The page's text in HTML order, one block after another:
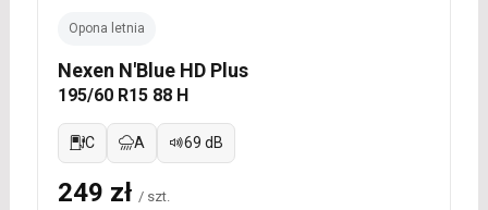
Opona letnia
Nexen N'Blue HD Plus
195/60 R15 88 H
C A 69 dB
249 zł / szt.